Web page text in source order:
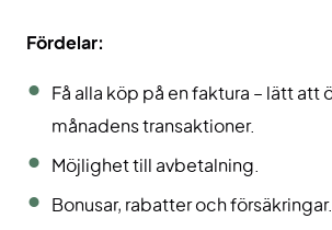
Fördelar:
Få alla köp på en faktura – lätt att
månadens transaktioner.
Möjlighet till avbetalning.
Bonusar, rabatter och försäkringar.